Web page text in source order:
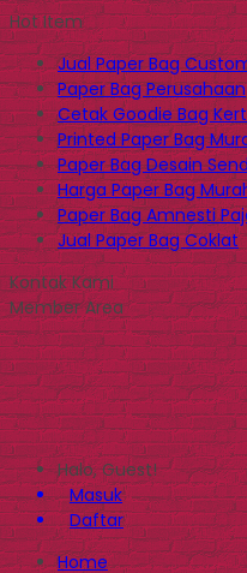
Hot Item
Jual Paper Bag
Paper Bag Perusahaan
Cetak Goodie Bag
Printed Paper Bag
Paper Bag Desain
Harga Paper Bag
Paper Bag Amnesti
Jual Paper Bag Coklat
Kontak Kami
Member Area
Halo, Guest!
Masuk
Daftar
Home